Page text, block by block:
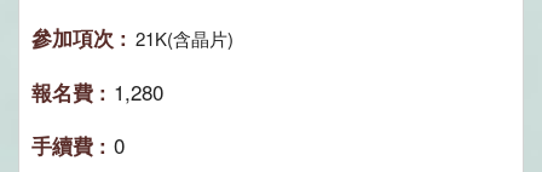
21K(含晶片)
1,280
0